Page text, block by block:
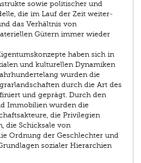
sowie politischer und
die im Lauf der Zeit weiter­
das Verhältnis von
Gütern immer wieder
haben sich in
und kulturellen Dynamiken
wurden die
durch die Art des
und geprägt. Durch den
Immo­bilien wurden die
die Privilegien
die Schicksale von
Ordnung der Geschlechter und
sozialer Hierarchien